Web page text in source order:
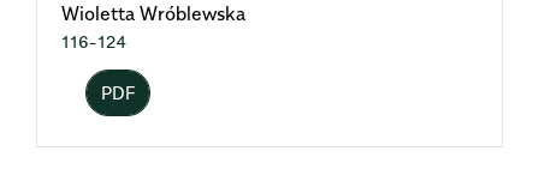
Wioletta Wróblewska
116-124
PDF